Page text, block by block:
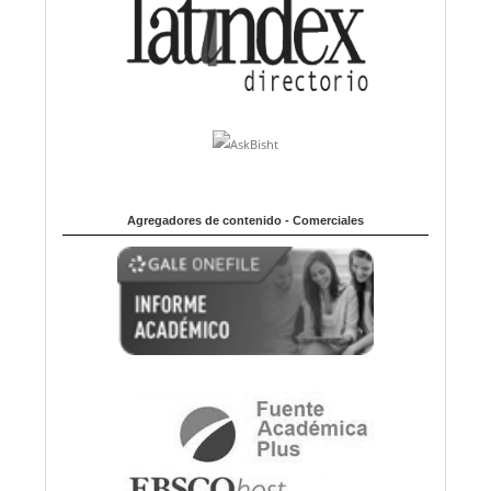
Agregadores de contenido - Comerciales